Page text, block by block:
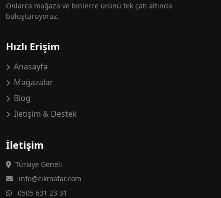
Onlarca mağaza ve binlerce ürünü tek çatı altında
buluşturuyoruz.
Hızlı Erişim
Anasayfa
Mağazalar
Blog
İletişim & Destek
İletişim
Türkiye Geneli
info@cikmafar.com
0505 631 23 31